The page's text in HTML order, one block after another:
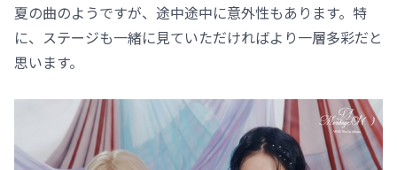
夏の曲のようですが、途中途中に意外性もあります。特
に、ステージも一緒に見ていただければより一層多彩だと
思います。